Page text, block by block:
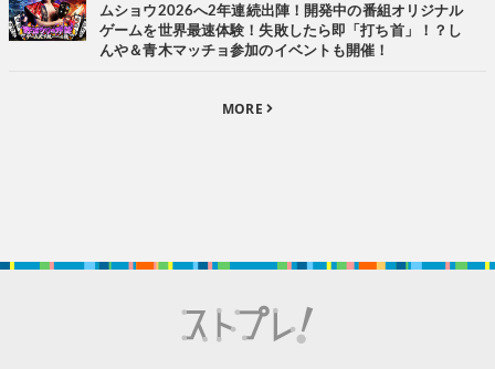
ムショウ2026へ2年連続出陣！開発中の番組オリジナル
ゲームを世界最速体験！失敗したら即「打ち首」！？し
んや＆青木マッチョ参加のイベントも開催！
MORE